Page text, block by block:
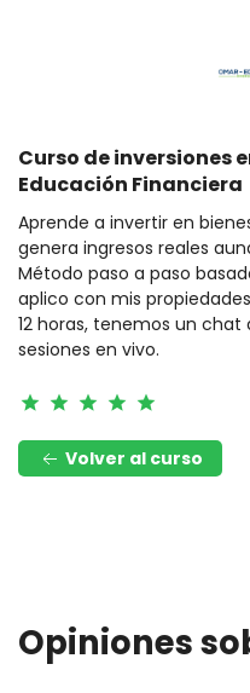
Curso de inversiones
Educación Financiera
Aprende a invertir en
genera ingresos reales
Método paso a paso
aplico con mis
12 horas, tenemos un
sesiones en vivo.
star star star star star
Volver al curso
Opiniones